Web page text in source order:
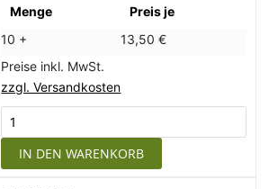
Menge
Preis je
10 +
13,50 €
Preise inkl. MwSt.
zzgl. Versandkosten
IN DEN WARENKORB